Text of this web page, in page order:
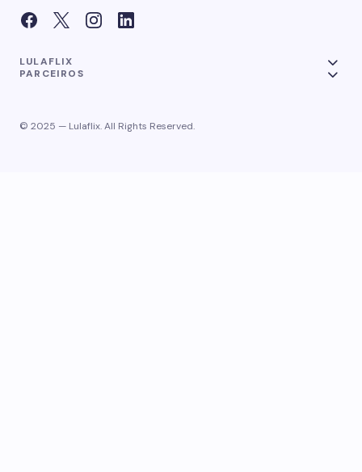
LULAFLIX
PARCEIROS
© 2025 — Lulaflix. All Rights Reserved.